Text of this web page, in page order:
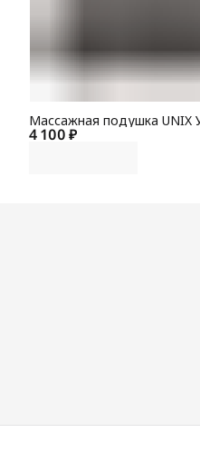
4 100 ₽
Массажная подушка UNIX